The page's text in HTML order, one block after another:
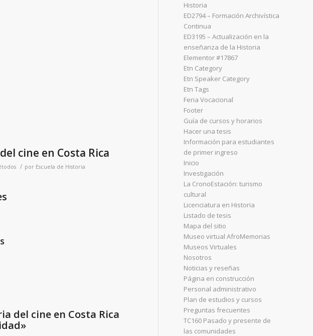
cine en Costa Rica
/ por Escuela de Historia
del cine en Costa Rica
Historia
ED2794 – Formación Archivística
Continua
ED3195 – Actualización en la
enseñanza de la Historia
Elementor #17867
Etn Category
Etn Speaker Category
Etn Tags
Feria Vocacional
Footer
Guía de cursos y horarios
Hacer una tesis
Información para estudiantes
de primer ingreso
Inicio
Investigación
La CronoEstación: turismo
cultural
Licenciatura en Historia
Listado de tesis
Mapa del sitio
Museo virtual AfroMemorias
Museos Virtuales
Nosotros
Noticias y reseñas
Página en construcción
Personal administrativo
Plan de estudios y cursos
Preguntas frecuentes
TC160 Pasado y presente de
las comunidades